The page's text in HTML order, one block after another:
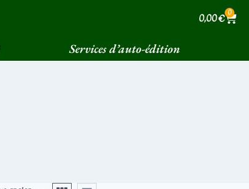
0,00€ 0
Services d’auto-édition